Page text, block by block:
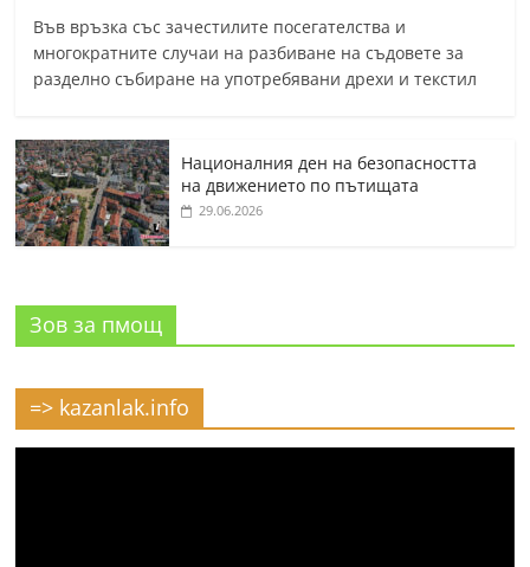
Във връзка със зачестилите посегателства и
многократните случаи на разбиване на съдовете за
разделно събиране на употребявани дрехи и текстил
Националния ден на безопасността
на движението по пътищата
29.06.2026
Зов за пмощ
=> kazanlak.info